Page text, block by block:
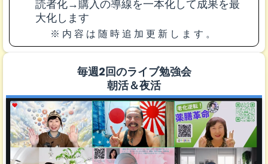
読者化→購入の導線を一本化して成果を最
大化します
※内容は随時追加更新します。
毎週2回のライブ勉強会
朝活＆夜活